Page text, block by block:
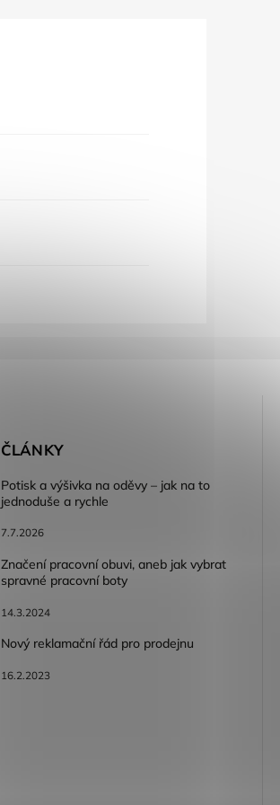
ČLÁNKY
Potisk a výšivka na oděvy – jak na to
jednoduše a rychle
7.7.2026
Značení pracovní obuvi, aneb jak vybrat
spravné pracovní boty
14.3.2024
Nový reklamační řád pro prodejnu
16.2.2023